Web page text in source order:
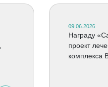
09.06.2026
Награду
проект
комплекса